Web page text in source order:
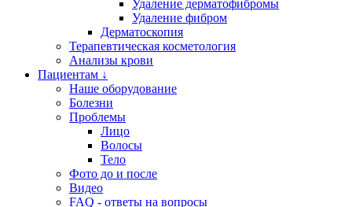
Удаление дерматофибромы
Удаление фибром
Дерматоскопия
Терапевтическая косметология
Анализы крови
Пациентам ↓
Наше оборудование
Болезни
Проблемы
Лицо
Волосы
Тело
Фото до и после
Видео
FAQ - ответы на вопросы